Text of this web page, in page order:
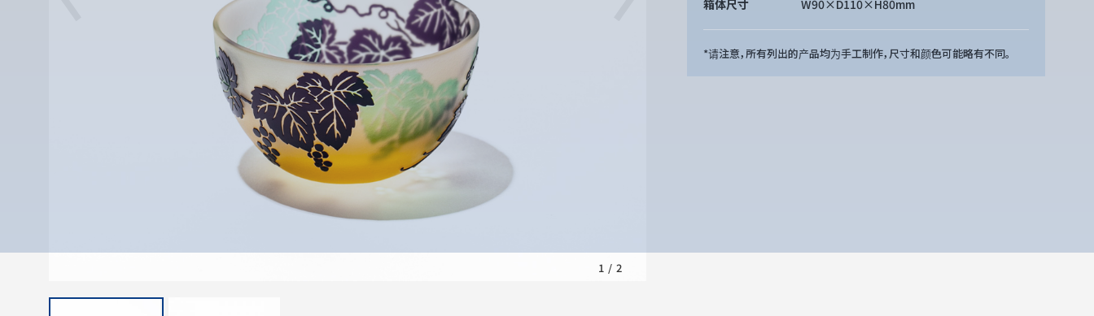
1 / 2
箱体尺寸 W90×D110×H80mm
*请注意，所有列出的产品均为手工制作，尺寸和颜色可能略有不同。